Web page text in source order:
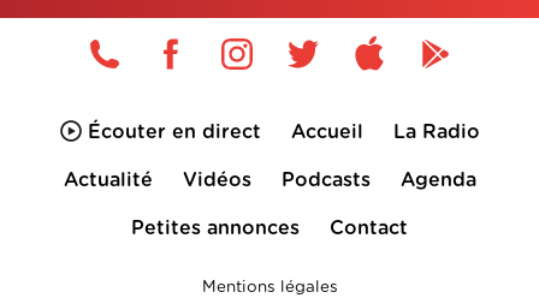
Écouter en direct Accueil La Radio
Actualité Vidéos Podcasts Agenda
Petites annonces Contact
Mentions légales